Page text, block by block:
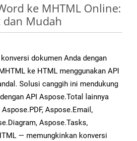
ke MHTML Online:
dan Mudah
dokumen Anda dengan
ke HTML menggunakan API
Solusi canggih ini mendukung
API Aspose.Total lainnya
Aspose.Email,
Aspose.Tasks,
— memungkinkan konversi